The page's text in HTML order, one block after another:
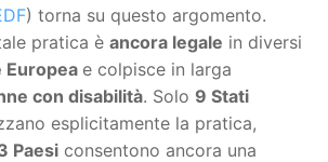
) torna su questo argomento.
pratica è ancora legale in diversi
Europea e colpisce in larga
con disabilità. Solo 9 Stati
esplicitamente la pratica,
Paesi consentono ancora una